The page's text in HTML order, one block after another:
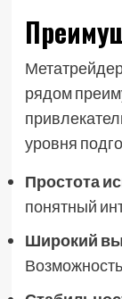
рядом
уровня
Простота
понятный
Широкий